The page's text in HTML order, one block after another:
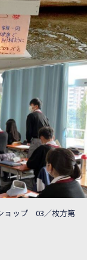
ョップ 03／枚方第